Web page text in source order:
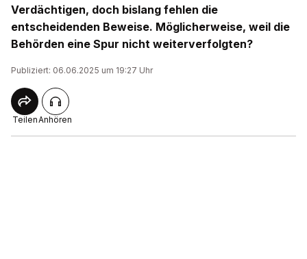
Verdächtigen, doch bislang fehlen die
entscheidenden Beweise. Möglicherweise, weil die
Behörden eine Spur nicht weiterverfolgten?
Publiziert: 06.06.2025 um 19:27 Uhr
TeilenAnhören